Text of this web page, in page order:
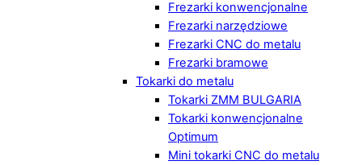
Frezarki konwencjonalne
Frezarki narzędziowe
Frezarki CNC do metalu
Frezarki bramowe
Tokarki do metalu
Tokarki ZMM BULGARIA
Tokarki konwencjonalne
Optimum
Mini tokarki CNC do metalu